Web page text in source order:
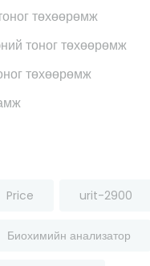
төхөөрөмж
тоног төхөөрөмж
төхөөрөмж
Price urit-2900
Биохимийн анализатор